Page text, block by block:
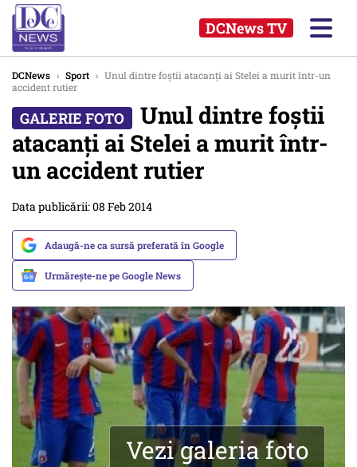
DCNews TV
DCNews › Sport › Unul dintre foștii atacanți ai Stelei a murit într-un
accident rutier
Unul dintre foștii
atacanți ai Stelei a murit într-
un accident rutier
Data publicării: 08 Feb 2014
Adaugă-ne ca sursă preferată în Google
Urmărește-ne pe Google News
Vezi galeria foto